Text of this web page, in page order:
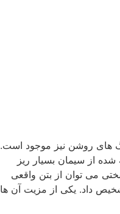
رنگ های روشن نیز موجود است.
از سیمان بسیار ریز
می توان از بتن واقعی
داد. یکی از مزیت آن ها